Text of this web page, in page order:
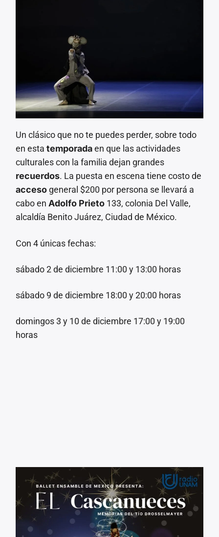
Un clásico que no te puedes perder, sobre todo
en estatemporadaen que las actividades
culturales con la familia dejan grandes
recuerdos. La puesta en escena tiene costo de
acceso general $200 por persona se llevará a
cabo enAdolfo Prieto 133, colonia Del Valle,
alcaldía Benito Juárez, Ciudad de México.
Con 4 únicas fechas:
sábado 2 de diciembre 11:00 y 13:00 horas
sábado 9 de diciembre 18:00 y 20:00 horas
domingos 3 y 10 de diciembre 17:00 y 19:00
horas